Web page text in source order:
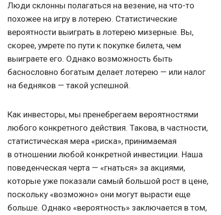
Люди склонны полагаться на везение, на что-то
похожее на игру в лотерею. Статистические
вероятности выиграть в лотерею мизерные. Вы,
скорее, умрете по пути к покупке билета, чем
выиграете его. Однако возможность быть
баснословно богатым делает лотерею — или налог
на бедняков — такой успешной.
Как инвесторы, мы пренебрегаем вероятностями
любого конкретного действия. Такова, в частности,
статистическая мера «риска», принимаемая
в отношении любой конкретной инвестиции. Наша
поведенческая черта — «гнаться» за акциями,
которые уже показали самый большой рост в цене,
поскольку «возможно» они могут вырасти еще
больше. Однако «вероятность» заключается в том,